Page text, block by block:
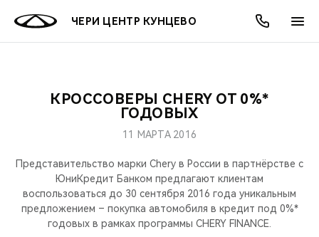
ЧЕРИ ЦЕНТР КУНЦЕВО
МОДЕЛИ
КРОССОВЕРЫ
СЕДАНЫ
ПОКУПАТЕЛЯМ
КРЕДИТ И СТРАХОВАНИЕ
ВЛАДЕЛЬЦАМ
ЗАПЧАСТИ И АКСЕССУАРЫ
ПОДДЕРЖКА
МИР CHERY
О БРЕНДЕ
CHERY В СОЦСЕТЯХ
АКЦИИ
ОНЛАЙН СЕРВИСЫ
О КОМПАНИИ
МЫ В СОЦСЕТЯХ
КРОССОВЕРЫ CHERY ОТ 0%*
ГОДОВЫХ
11 МАРТА 2016
Представительство марки Chery в России в партнёрстве с
ЮниКредит Банком предлагают клиентам
воспользоваться до 30 сентября 2016 года уникальным
предложением – покупка автомобиля в кредит под 0%*
годовых в рамках программы CHERY FINANCE.